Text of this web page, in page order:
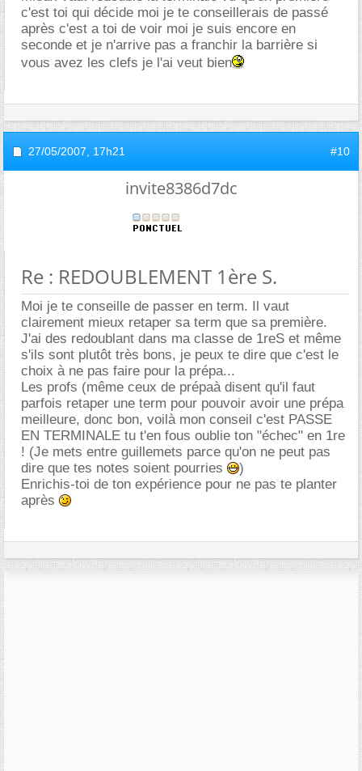
c'est toi qui décide moi je te conseillerais de passé
après c'est a toi de voir moi je suis encore en
seconde et je n'arrive pas a franchir la barrière si
vous avez les clefs je l'ai veut bien
27/05/2007, 17h21 #10
invite8386d7dc
Re : REDOUBLEMENT 1ère S.
Moi je te conseille de passer en term. Il vaut
clairement mieux retaper sa term que sa première.
J'ai des redoublant dans ma classe de 1reS et même
s'ils sont plutôt très bons, je peux te dire que c'est le
choix à ne pas faire pour la prépa...
Les profs (même ceux de prépaà disent qu'il faut
parfois retaper une term pour pouvoir avoir une prépa
meilleure, donc bon, voilà mon conseil c'est PASSE
EN TERMINALE tu t'en fous oublie ton "échec" en 1re
! (Je mets entre guillemets parce qu'on ne peut pas
dire que tes notes soient pourries
)
Enrichis-toi de ton expérience pour ne pas te planter
après